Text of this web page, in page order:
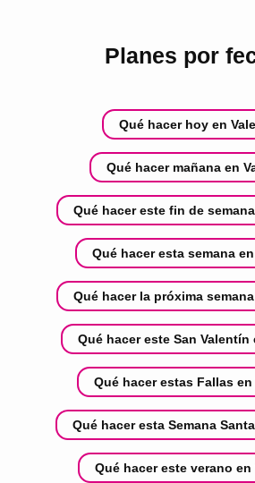
Planes por
Qué hacer hoy en
Qué hacer mañana en
Qué hacer este fin de
Qué hacer esta semana
Qué hacer la próxima
Qué hacer este San Valentín
Qué hacer estas Fallas en
Qué hacer esta Semana
Qué hacer este verano en